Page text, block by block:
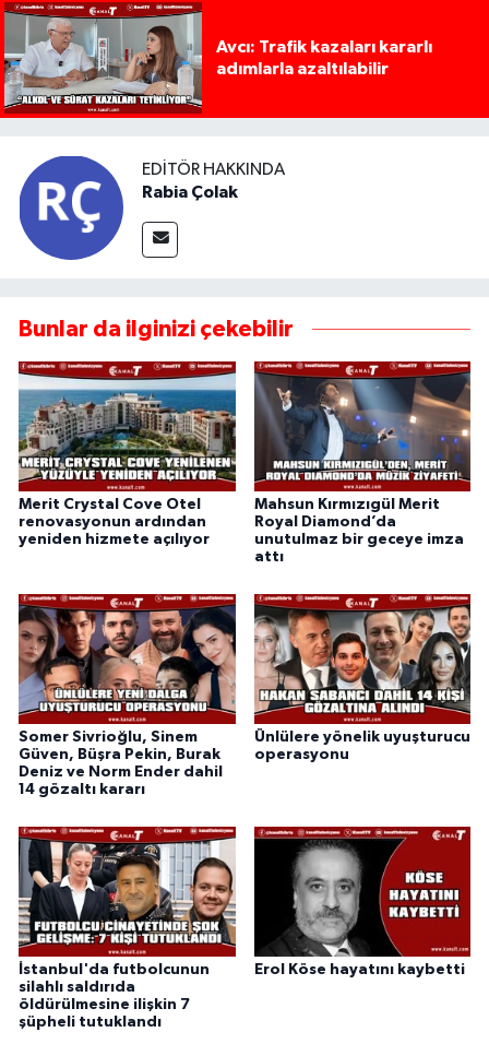
Avcı: Trafik kazaları kararlı
adımlarla azaltılabilir
EDITÖR HAKKINDA
Rabia Çolak
Bunlar da ilginizi çekebilir
Merit Crystal Cove Otel
renovasyonun ardından
yeniden hizmete açılıyor
Mahsun Kırmızıgül Merit
Royal Diamond’da
unutulmaz bir geceye imza
attı
Somer Sivrioğlu, Sinem
Güven, Büşra Pekin, Burak
Deniz ve Norm Ender dahil
14 gözaltı kararı
Ünlülere yönelik uyuşturucu
operasyonu
İstanbul'da futbolcunun
silahlı saldırıda
öldürülmesine ilişkin 7
şüpheli tutuklandı
Erol Köse hayatını kaybetti